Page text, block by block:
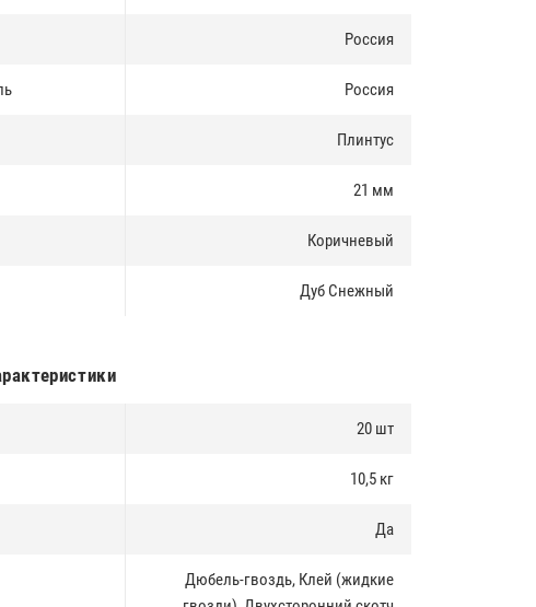
Россия
Россия
Плинтус
21 мм
Коричневый
Дуб Снежный
20 шт
10,5 кг
Да
Дюбель-гвоздь, Клей (жидкие